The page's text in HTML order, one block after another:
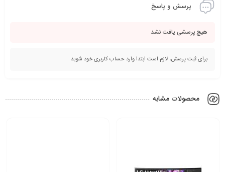
پرسش و پاسخ
هیچ پرسشی یافت نشد
برای ثبت پرسش، لازم است ابتدا وارد حساب کاربری خود شوید
محصولات مشابه